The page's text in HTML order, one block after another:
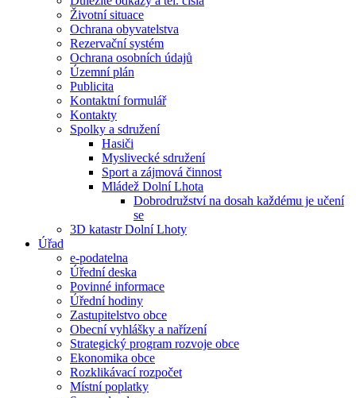
Životní situace
Ochrana obyvatelstva
Rezervační systém
Ochrana osobních údajů
Územní plán
Publicita
Kontaktní formulář
Kontakty
Spolky a sdružení
Hasiči
Myslivecké sdružení
Sport a zájmová činnost
Mládež Dolní Lhota
Dobrodružství na dosah každému je učení
se
3D katastr Dolní Lhoty
Úřad
e-podatelna
Úřední deska
Povinné informace
Úřední hodiny
Zastupitelstvo obce
Obecní vyhlášky a nařízení
Strategický program rozvoje obce
Ekonomika obce
Rozklikávací rozpočet
Místní poplatky